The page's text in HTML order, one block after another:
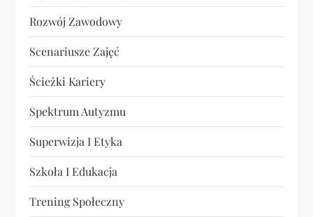
Rozwój Zawodowy
Scenariusze Zajęć
Ścieżki Kariery
Spektrum Autyzmu
Superwizja I Etyka
Szkoła I Edukacja
Trening Społeczny